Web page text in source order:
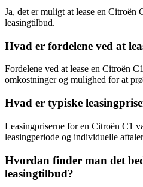
Ja, det er muligt at lease en Citroën
leasingtilbud.
Hvad er fordelene ved at
Fordelene ved at lease en Citroën
omkostninger og mulighed for at
Hvad er typiske
Leasingpriserne for en Citroën C1
leasingperiode og individuelle
Hvordan finder man det
leasingtilbud?